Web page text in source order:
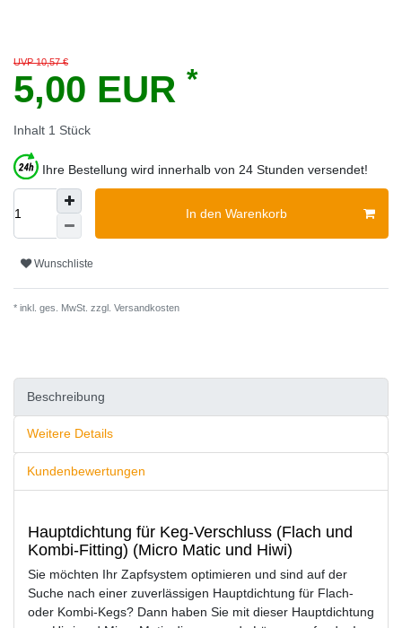
UVP 10,57 €
5,00 EUR *
Inhalt 1 Stück
Ihre Bestellung wird innerhalb von 24 Stunden versendet!
In den Warenkorb
Wunschliste
* inkl. ges. MwSt. zzgl. Versandkosten
Beschreibung
Weitere Details
Kundenbewertungen
Hauptdichtung für Keg-Verschluss (Flach und
Kombi-Fitting) (Micro Matic und Hiwi)
Sie möchten Ihr Zapfsystem optimieren und sind auf der
Suche nach einer zuverlässigen Hauptdichtung für Flach-
oder Kombi-Kegs? Dann haben Sie mit dieser Hauptdichtung